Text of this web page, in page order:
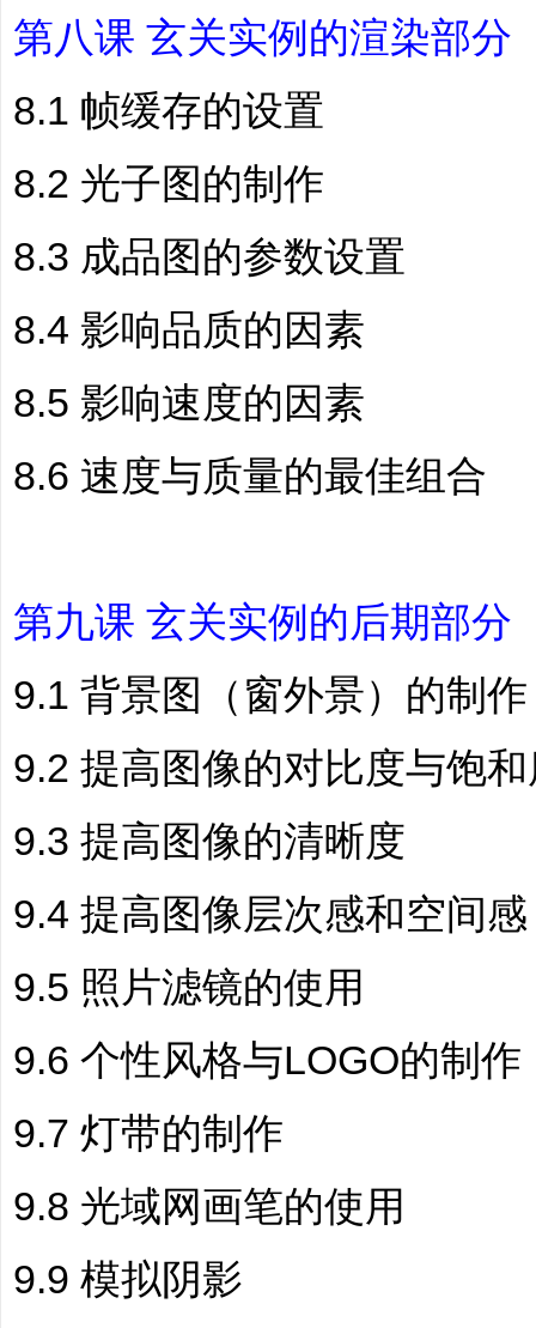
第八课 玄关实例的渲染部分
8.1 帧缓存的设置
8.2 光子图的制作
8.3 成品图的参数设置
8.4 影响品质的因素
8.5 影响速度的因素
8.6 速度与质量的最佳组合
第九课 玄关实例的后期部分
9.1 背景图（窗外景）的制作
9.2 提高图像的对比度与饱
9.3 提高图像的清晰度
9.4 提高图像层次感和空间感
9.5 照片滤镜的使用
9.6 个性风格与LOGO的制作
9.7 灯带的制作
9.8 光域网画笔的使用
9.9 模拟阴影